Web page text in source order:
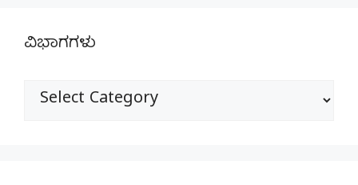
ವಿಭಾಗಗಳು
ವಿಭಾಗಗಳು